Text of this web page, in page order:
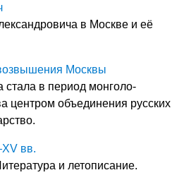
в Москве и её
Москвы
в период монголо-
центром объединения русских
вв.
и летописание.